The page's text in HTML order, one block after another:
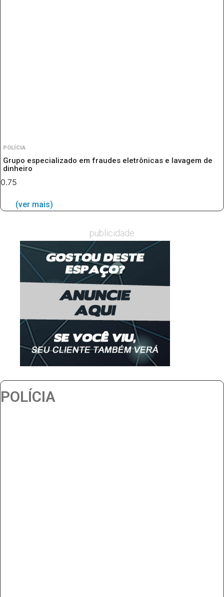
POLÍCIA
Grupo especializado em fraudes eletrônicas e lavagem de
dinheiro
(ver mais)
publicidade
POLÍCIA